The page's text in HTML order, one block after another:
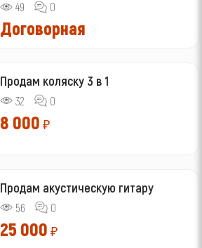
49 0
Договорная
Продам коляску 3 в 1
32 0
8 000 ₽
Продам акустическую гитару
56 0
25 000 ₽